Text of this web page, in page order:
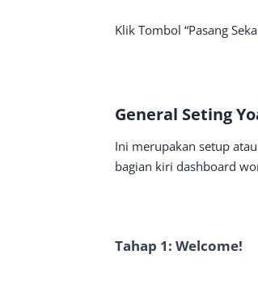
Klik Tombol “Pasang
General Seting
Ini merupakan setup
bagian kiri dashboard
Tahap 1: Welcome!